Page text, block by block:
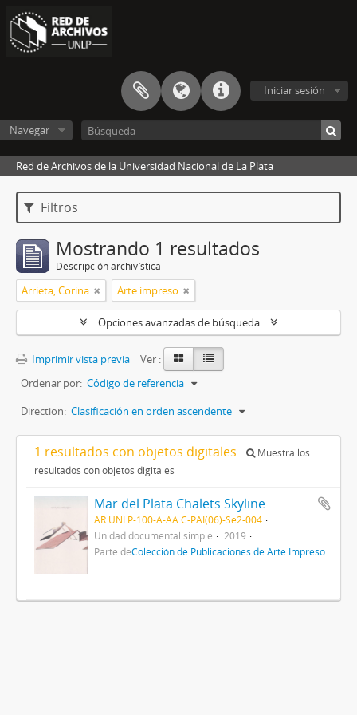
Iniciar sesión
Navegar
Red de Archivos de la Universidad Nacional de La Plata
Filtros
Mostrando 1 resultados
Descripción archivística
Arrieta, Corina Arte impreso
Opciones avanzadas de búsqueda
Imprimir vista previa
Ver :
Ordenar por: Código de referencia
Direction: Clasificación en orden ascendente
1 resultados con objetos digitales
Muestra los
resultados con objetos digitales
Mar del Plata Chalets Skyline
AR UNLP-100-A-AA C-PAI(06)-Se2-004
Unidad documental simple
2019
Parte deColección de Publicaciones de Arte Impreso